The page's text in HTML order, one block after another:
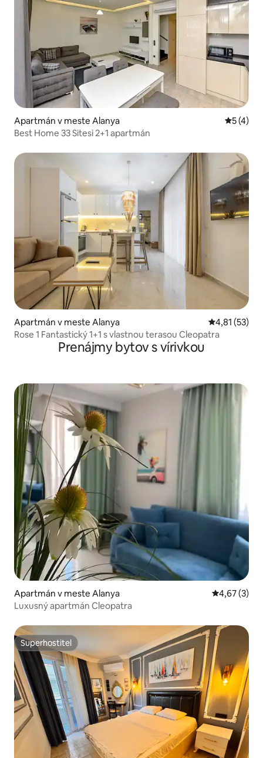
Apartmán v meste Alanya
5 (4)
Best Home 33 Sitesi 2+1 apartmán
Apartmán v meste Alanya Priemerné
4,81 (53)
Rose 1 Fantastický 1+1 s vlastnou terasou Cleopatra
Prenájmy bytov s vírivkou
Apartmán v meste Alanya Priemerné
4,67 (3)
Luxusný apartmán Cleopatra
Superhostiteľ
Superhostiteľ